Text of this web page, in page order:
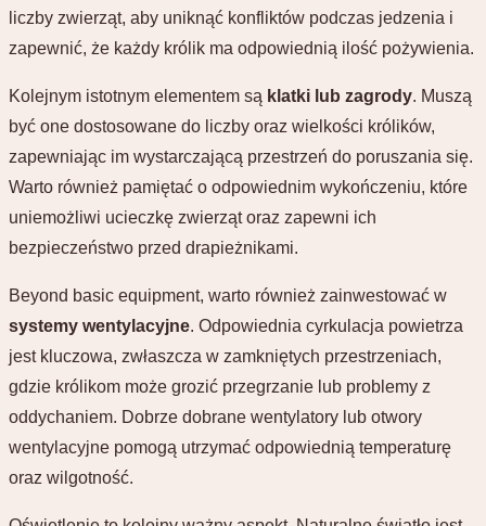
liczby zwierząt, aby uniknąć konfliktów podczas jedzenia i
zapewnić, że każdy królik ma odpowiednią ilość pożywienia.
Kolejnym istotnym elementem są klatki lub zagrody. Muszą
być one dostosowane do liczby oraz wielkości królików,
zapewniając im wystarczającą przestrzeń do poruszania się.
Warto również pamiętać o odpowiednim wykończeniu, które
uniemożliwi ucieczkę zwierząt oraz zapewni ich
bezpieczeństwo przed drapieżnikami.
Beyond basic equipment, warto również zainwestować w
systemy wentylacyjne. Odpowiednia cyrkulacja powietrza
jest kluczowa, zwłaszcza w zamkniętych przestrzeniach,
gdzie królikom może grozić przegrzanie lub problemy z
oddychaniem. Dobrze dobrane wentylatory lub otwory
wentylacyjne pomogą utrzymać odpowiednią temperaturę
oraz wilgotność.